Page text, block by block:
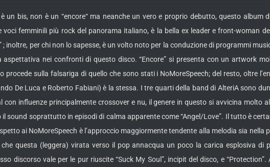
un bis, non è un “encore“ ma neanche un vero e proprio debutto, questo
femminili più rock del panorama italiano, è la bella ex leader e front-woman
; inoltre, per chinon lo sapesse, è un volto noto per la conduzione di programmi
nei confronti di questo disco. “Encore” si presenta con un artwork
procede sulla falsariga di quello che sono stati i NoMoreSpeech; del resto, oltre
De Luca e Roberto Fabiani) è la stessa. I tre quarti della band di AlteriA sono
influenze principalmente crossover e nu, il genere in questo si avvicina molto
sound soprattutto in episodi di calma apparente come “Angel/Love”. Il tutto è
ai NoMoreSpeech è l’approccio maggiormente tendente alla melodia sia nella
questa (leggera) virata verso il pop annacqua un poco la carica esplosiva
discorso vale per le pur riuscite “Suck My Soul”, incipit del disco, e